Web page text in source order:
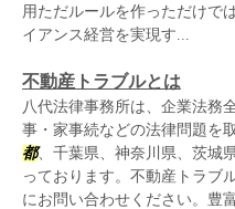
用ただルールを作っただけで
イアンス経営を実現す...
不動産トラブルとは
八代法律事務所は、企業法務全
事・家事続などの法律問題を
都、千葉県、神奈川県、茨城
っております。不動産トラブ
にお問い合わせください。豊